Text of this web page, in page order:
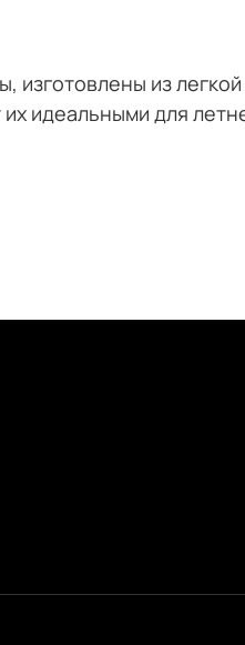
из
идеальными для